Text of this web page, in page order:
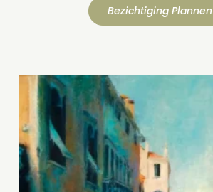
Bezichtiging Plannen